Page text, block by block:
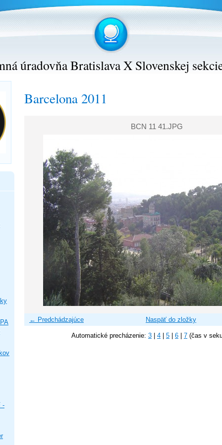
úradovňa Bratislava X Slovenskej
Barcelona 2011
BCN 11 41.JPG
← Predchádzajúce Naspäť do zložky
Automatické precházenie: 3 4 5 6 7 (čas v
-